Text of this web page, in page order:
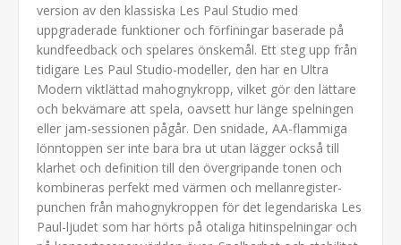
version av den klassiska Les Paul Studio med
uppgraderade funktioner och förfiningar baserade på
kundfeedback och spelares önskemål. Ett steg upp från
tidigare Les Paul Studio-modeller, den har en Ultra
Modern viktlättad mahognykropp, vilket gör den lättare
och bekvämare att spela, oavsett hur länge spelningen
eller jam-sessionen pågår. Den snidade, AA-flammiga
lönntoppen ser inte bara bra ut utan lägger också till
klarhet och definition till den övergripande tonen och
kombineras perfekt med värmen och mellanregister-
punchen från mahognykroppen för det legendariska Les
Paul-ljudet som har hörts på otaliga hitinspelningar och